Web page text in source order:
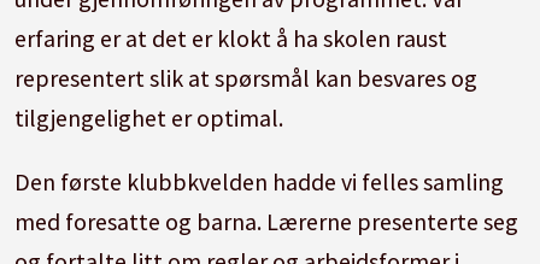
erfaring er at det er klokt å ha skolen raust
representert slik at spørsmål kan besvares og
tilgjengelighet er optimal.
Den første klubbkvelden hadde vi felles samling
med foresatte og barna. Lærerne presenterte seg